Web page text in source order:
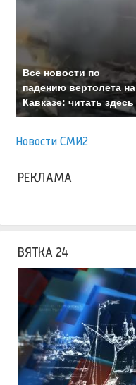
Все новости по
падению вертолета на
Кавказе: читать здесь
Новости СМИ2
РЕКЛАМА
ВЯТКА 24